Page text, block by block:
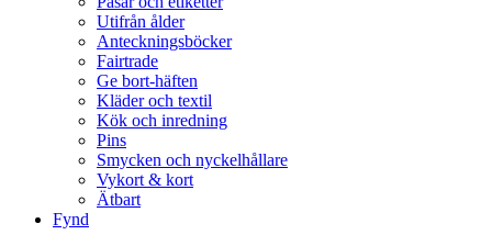
Utifrån ålder
Anteckningsböcker
Fairtrade
Ge bort-häften
Kläder och textil
Kök och inredning
Pins
Smycken och nyckelhållare
Vykort & kort
Ätbart
Fynd